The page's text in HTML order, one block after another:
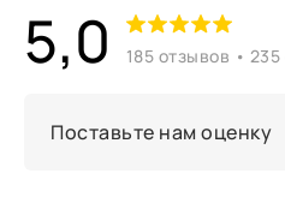
5,0 185 отзывов •
Поставьте нам оценку